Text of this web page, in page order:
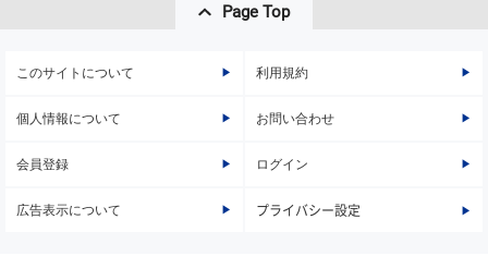
Page Top
このサイトについて 利用規約
個人情報について お問い合わせ
会員登録 ログイン
広告表示について プライバシー設定